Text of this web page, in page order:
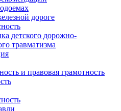
дороге
детского дорожно-
травматизма
и правовая грамотность